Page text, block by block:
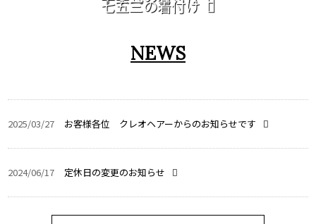
七五三の着付け
NEWS
2025/03/27 お客様各位 クレオヘアーからのお知らせです
2024/06/17 定休日の変更のお知らせ